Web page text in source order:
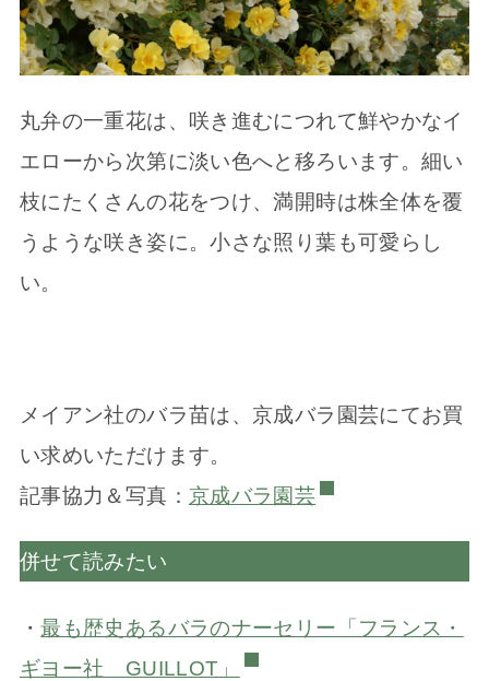
丸弁の一重花は、咲き進むにつれて鮮やかなイ
エローから次第に淡い色へと移ろいます。細い
枝にたくさんの花をつけ、満開時は株全体を覆
うような咲き姿に。小さな照り葉も可愛らし
い。
メイアン社のバラ苗は、京成バラ園芸にてお買
い求めいただけます。
記事協力＆写真： 京成バラ園芸
併せて読みたい
・最も歴史あるバラのナーセリー「フランス・
ギヨー社 GUILLOT」